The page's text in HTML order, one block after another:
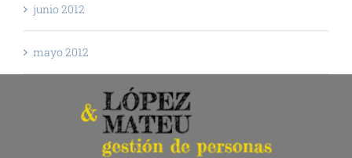
junio 2012
mayo 2012